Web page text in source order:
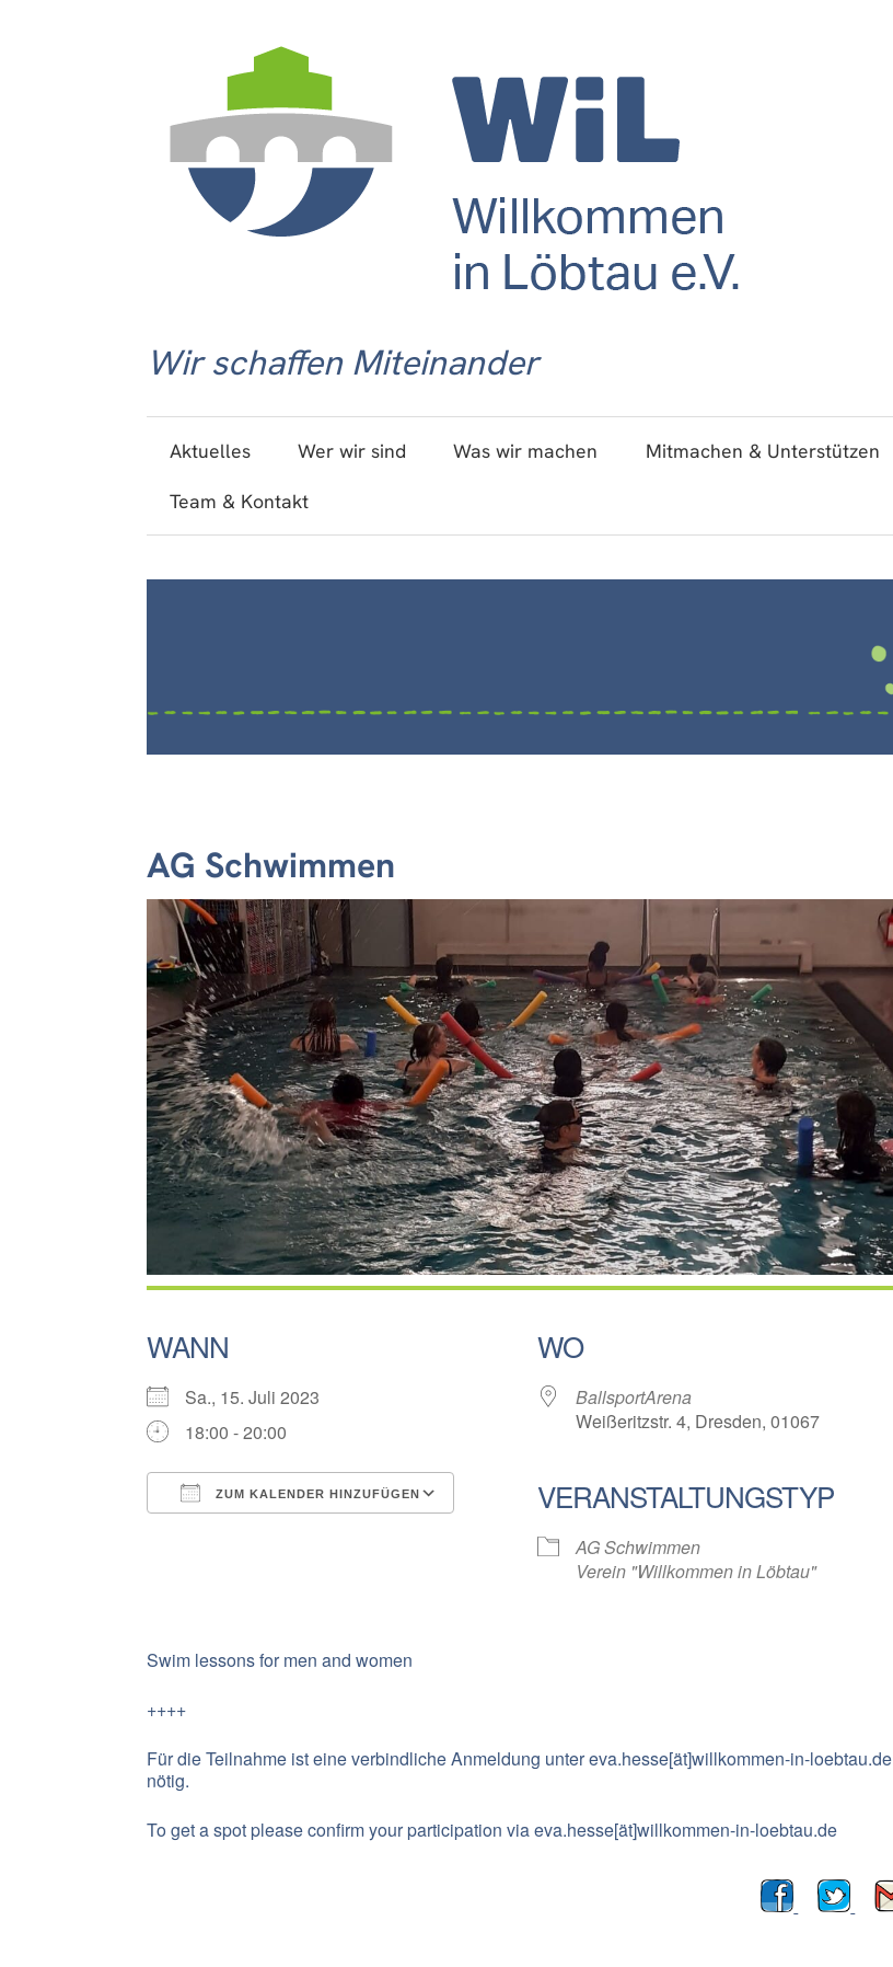
Wir schaffen Miteinander
Aktuelles Wer wir sind Was wir machen Mitmachen & Unterstützen
Team & Kontakt
AG Schwimmen
WANN
Sa., 15. Juli 2023
18:00 - 20:00
ZUM KALENDER HINZUFÜGEN
Google Kalender
WO
BallsportArena
Weißeritzstr. 4, Dresden, 01067
VERANSTALTUNGSTYP
AG Schwimmen
Verein "Willkommen in Löbtau"
Swim lessons for men and women
++++
Für die Teilnahme ist eine verbindliche Anmeldung unter eva.hesse[ät]willkommen-in-loebtau.de
nötig.
To get a spot please confirm your participation via eva.hesse[ät]willkommen-in-loebtau.de